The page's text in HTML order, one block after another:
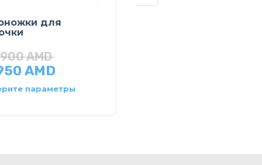
для
AMD
AMD
параметры